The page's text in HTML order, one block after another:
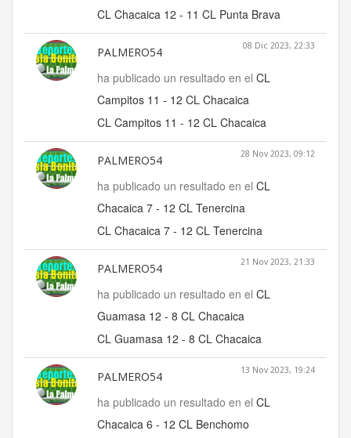
CL Chacaica 12 - 11 CL Punta Brava
PALMERO54 08 Dic 2023, 22:33
ha publicado un resultado en el CL
Campitos 11 - 12 CL Chacaica
CL Campitos 11 - 12 CL Chacaica
PALMERO54 28 Nov 2023, 09:12
ha publicado un resultado en el CL
Chacaica 7 - 12 CL Tenercina
CL Chacaica 7 - 12 CL Tenercina
PALMERO54 21 Nov 2023, 21:33
ha publicado un resultado en el CL
Guamasa 12 - 8 CL Chacaica
CL Guamasa 12 - 8 CL Chacaica
PALMERO54 13 Nov 2023, 19:24
ha publicado un resultado en el CL
Chacaica 6 - 12 CL Benchomo